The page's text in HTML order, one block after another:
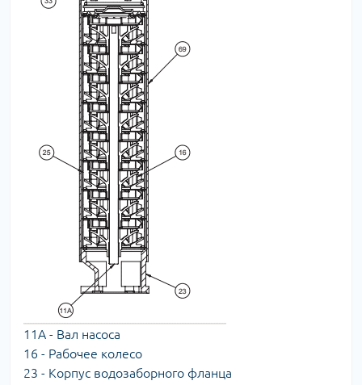
11А - Вал насоса
16 - Рабочее колесо
23 - Корпус водозаборного фланца